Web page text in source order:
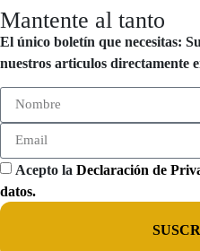
Mantente al tanto
El único boletín que necesitas:
nuestros articulos directamente
Acepto la Declaración de
datos.